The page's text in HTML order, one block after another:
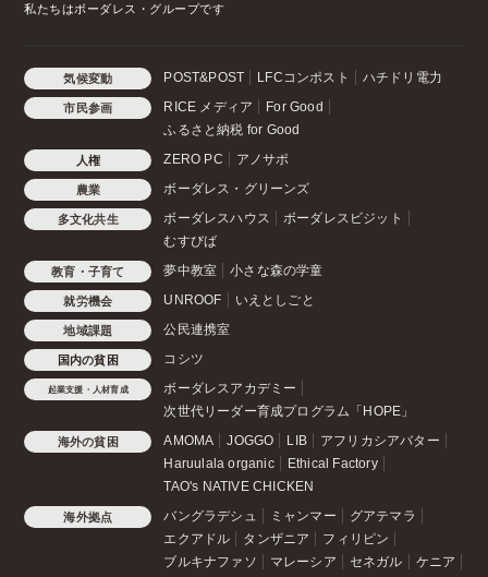
私たちはボーダレス・グループです
気候変動 POST&POST LFCコンポスト ハチドリ電力
市民参画 RICE メディア
For Good
ふるさと納税 for Good
人権 ZERO PC アノサポ
農業 ボーダレス・グリーンズ
多文化共生 ボーダレスハウス
ボーダレスビジット
むすびば
教育・子育て 夢中教室 小さな森の学童
就労機会 UNROOF いえとしごと
地域課題 公民連携室
国内の貧困 コシツ
起業支援・人材育成
ボーダレスアカデミー
次世代リーダー育成プログラム「HOPE」
海外の貧困 AMOMA JOGGO LIB
アフリカシアバター
Haruulala organic
Ethical Factory
TAO's NATIVE CHICKEN
海外拠点 バングラデシュ ミャンマー
グアテマラ
エクアドル
タンザニア
フィリピン
ブルキナファソ
マレーシア セネガル ケニア